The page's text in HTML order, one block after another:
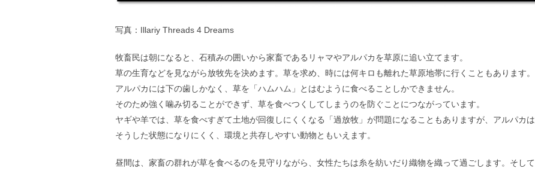
写真：Illariy Threads 4 Dreams
牧畜民は朝になると、石積みの囲いから家畜であるリャマやアルパカを草原に追い立てます。
草の生育などを見ながら放牧先を決めます。草を求め、時には何キロも離れた草原地帯に行くこともあります。
アルパカには下の歯しかなく、草を「ハムハム」とはむように食べることしかできません。
そのため強く噛み切ることができず、草を食べつくしてしまうのを防ぐことにつながっています。
ヤギや羊では、草を食べすぎて土地が回復しにくくなる「過放牧」が問題になることもありますが、アルパカは
そうした状態になりにくく、環境と共存しやすい動物ともいえます。
昼間は、家畜の群れが草を食べるのを見守りながら、女性たちは糸を紡いだり織物を織って過ごします。そして